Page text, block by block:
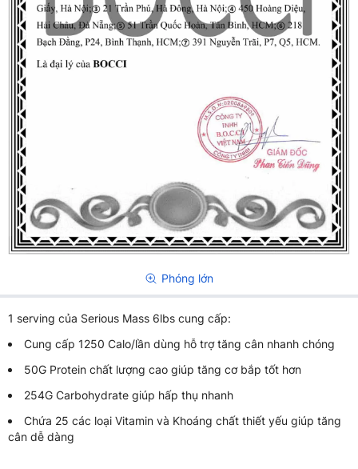
Phóng lớn
1 serving của Serious Mass 6lbs cung cấp:
Cung cấp 1250 Calo/lần dùng hỗ trợ tăng cân nhanh chóng
50G Protein chất lượng cao giúp tăng cơ bắp tốt hơn
254G Carbohydrate giúp hấp thụ nhanh
Chứa 25 các loại Vitamin và Khoáng chất thiết yếu giúp tăng
cân dễ dàng